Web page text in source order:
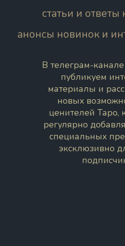
статьи и
анонсы новинок и
В телеграм-
публикуем
материалы и
новых
ценителей Таро,
регулярно
специальных
эксклюзивно